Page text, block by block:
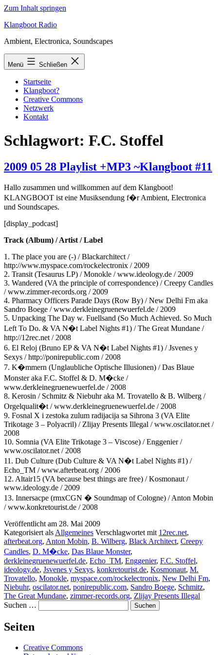
Zum Inhalt springen
Klangboot Radio
Ambient, Electronica, Soundscapes
Menü Schließen
Startseite
Klangboot?
Creative Commons
Netzwerk
Kontakt
Schlagwort: F.C. Stoffel
2009 05 28 Playlist +MP3 ~Klangboot #11
Hallo zusammen und willkommen auf dem Klangboot!
KLANGBOOT ist eine Musiksendung f�r Ambient, Electronica
und Soundscapes.
[display_podcast]
Track (Album) / Artist / Label
1. The place you are (-) / Blackarchitect /
http://www.myspace.com/rockelectronix / 2009
2. Transit (Tesaurus LP) / Monokle / www.ideology.de / 2009
3. Wandered (VA the principle of correspondence) / Creepy Candles
/ www.zimmer-records.org / 2009
4. Pharmacy Officers Parade Days (Row By) / New Delhi Fm aka
Sandro Boege / www.derkleinegruenewuerfel.de / 2009
5. Unpacking The Day w. Fuellsand (So Much Achieved. So Much
Left To Do. & VA N�t Label Nights #1) / The Great Mundane /
http://12rec.net / 2008
6. El Reloj (Bruno EP & VA N�t Label Nights #1) / Jsvenes y
Sexys / http://ponirepublic.com / 2008
7. K�mmern (Unglaubliche Optische Illusionen) / Das Blaue
Monster aka F.C. Stoffel & D. M�cke /
www.derkleinegruenewuerfel.de / 2008
8. Kerosin / Schmitz & Niebuhr aka M. Trovatello & B. Wilberg /
Orgelqualit�t / www.derkleinegruenewuerfel.de / 2008
9. Fosnal X i zestoka zulum radijacija sa Sihrona 3 (VA Elite
Trikotage 3 – Polyacril) / Zlijay Presents Illegal / www.oscilator.net /
2008
10. Somnia (VA Elite Trikotage 3 – Viscose) / Enggenier /
www.oscilator.net / 2008
11. Dub Culture (Dub Culture & VA N�t Label Nights #1) /
Echo_TM / www.afterbeat.org / 2006
12. Altair15 (VA because best things are free) / Kosmonaut /
www.ideology.de / 2009
13. Innersacpe (rmxCGN � Soundmap of Cologne) / Anton Mobin
/ www.konkretourist.de / 2008
Veröffentlicht am 28. Mai 2009
Kategorisiert als Allgemeines Verschlagwortet mit 12rec.net,
afterbeat.org, Anton Mobin, B. Wilberg, Black Architect, Creepy
Candles, D. M�cke, Das Blaue Monster,
derkleinegruenewuerfel.de, Echo_TM, Enggenier, F.C. Stoffel,
ideology.de, Jsvenes y Sexys, konkretourist.de, Kosmonaut, M.
Trovatello, Monokle, myspace.com/rockelectronix, New Delhi Fm,
Niebuhr, oscilator.net, ponirepublic.com, Sandro Boege, Schmitz,
The Great Mundane, zimmer-records.org, Zlijay Presents Illegal
Suchen …
Seiten
Creative Commons